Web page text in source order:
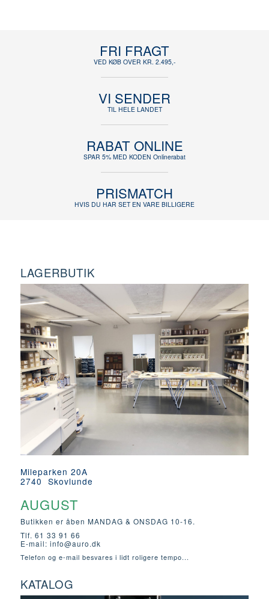
FRI FRAGT
VED KØB OVER KR. 2.495,-
VI SENDER
TIL HELE LANDET
RABAT ONLINE
SPAR 5% MED KODEN Onlinerabat
PRISMATCH
HVIS DU HAR SET EN VARE BILLIGERE
LAGERBUTIK
Mileparken 20A
2740 Skovlunde
AUGUST
Butikken er åben MANDAG & ONSDAG 10-16.
Tlf. 61 33 91 66
E-mail: info@auro.dk
Telefon og e-mail besvares i lidt roligere tempo...
KATALOG